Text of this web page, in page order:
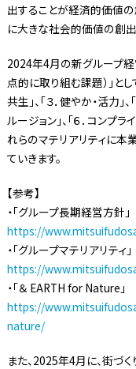
出することが経済的価値
に大きな社会的価値の創出
2024年4月の新グループ経
点的に取り組む課題）」とし
共生」、「３．健やか・活力」
ルージョン」、「６．コンプ
れらのマテリアリティに本
ていきます。
【参考】
・「グループ長期経営方針」
https://
・「グループマテリアリティ」
https://
・「＆ EARTH for Nature」
https://
nature/
また、2025年4月に、街づ